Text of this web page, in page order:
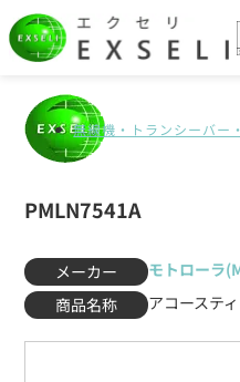
無線機・トランシーバー
PMLN7541A
メーカー
モトローラ
商品名称
アコーステ